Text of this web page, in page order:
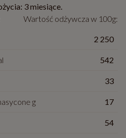
3 miesiące.
Wartość odżywcza w 100g:
2 250
542
33
g 17
54